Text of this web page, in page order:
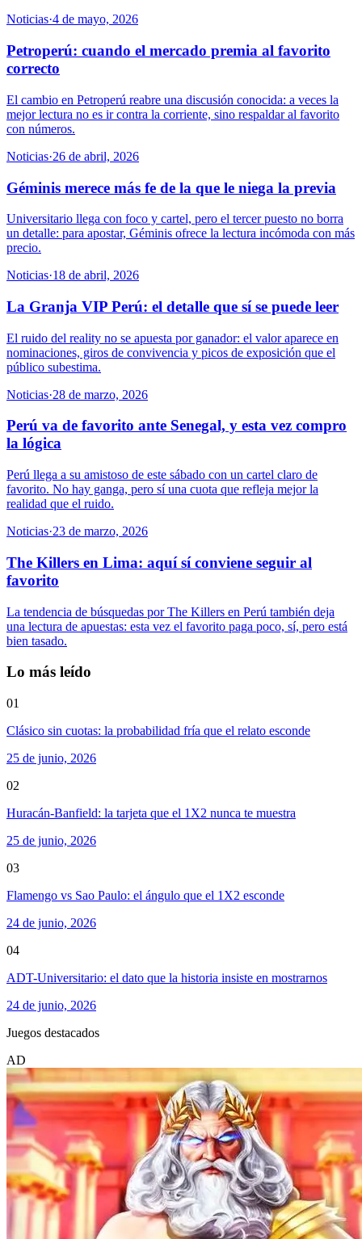
Noticias·4 de mayo, 2026
Petroperú: cuando el mercado premia al favorito
correcto
El cambio en Petroperú reabre una discusión conocida: a veces la
mejor lectura no es ir contra la corriente, sino respaldar al favorito
con números.
Noticias·26 de abril, 2026
Géminis merece más fe de la que le niega la previa
Universitario llega con foco y cartel, pero el tercer puesto no borra
un detalle: para apostar, Géminis ofrece la lectura incómoda con más
precio.
Noticias·18 de abril, 2026
La Granja VIP Perú: el detalle que sí se puede leer
El ruido del reality no se apuesta por ganador: el valor aparece en
nominaciones, giros de convivencia y picos de exposición que el
público subestima.
Noticias·28 de marzo, 2026
Perú va de favorito ante Senegal, y esta vez compro
la lógica
Perú llega a su amistoso de este sábado con un cartel claro de
favorito. No hay ganga, pero sí una cuota que refleja mejor la
realidad que el ruido.
Noticias·23 de marzo, 2026
The Killers en Lima: aquí sí conviene seguir al
favorito
La tendencia de búsquedas por The Killers en Perú también deja
una lectura de apuestas: esta vez el favorito paga poco, sí, pero está
bien tasado.
Lo más leído
01
Clásico sin cuotas: la probabilidad fría que el relato esconde
25 de junio, 2026
02
Huracán-Banfield: la tarjeta que el 1X2 nunca te muestra
25 de junio, 2026
03
Flamengo vs Sao Paulo: el ángulo que el 1X2 esconde
24 de junio, 2026
04
ADT-Universitario: el dato que la historia insiste en mostrarnos
24 de junio, 2026
Juegos destacados
AD